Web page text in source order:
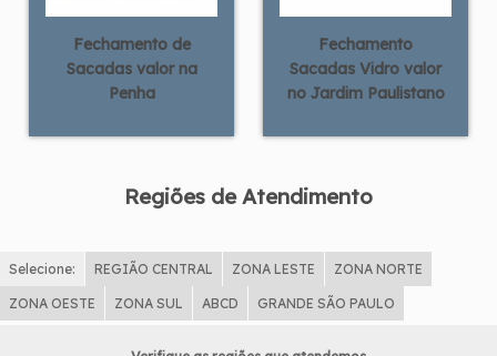
Fechamento de
Sacadas valor na
Penha
Fechamento
Sacadas Vidro valor
no Jardim Paulistano
Regiões de Atendimento
Selecione: REGIÃO CENTRAL ZONA LESTE ZONA NORTE
ZONA OESTE ZONA SUL ABCD GRANDE SÃO PAULO